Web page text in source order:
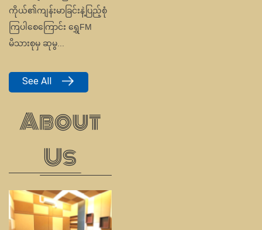
Us
SHWE FM ရဲ့ ရည်ရွယ်ချက်
များနှင့် စေတနာမှန် အချိန်နှင့်
မ္ဘာ့သတင်း၊ မိုးလေဝသ
သတင်းနှင့် ရွှေသတင်းစုံ စ